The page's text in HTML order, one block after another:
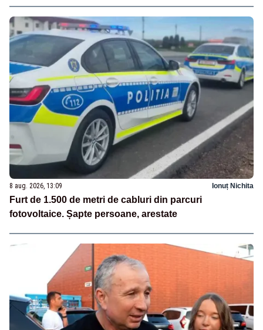
8 aug. 2026, 13:09 Ionuț Nichita
Furt de 1.500 de metri de cabluri din parcuri
fotovoltaice. Șapte persoane, arestate